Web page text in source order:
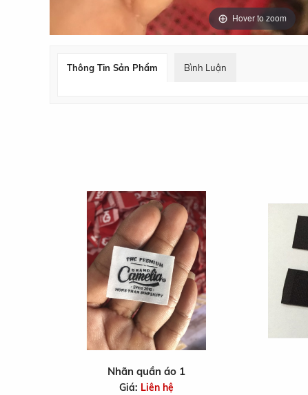
Hover to zoom
Thông Tin Sản Phẩm Bình Luận
Nhãn quần áo 1
Giá: Liên hệ